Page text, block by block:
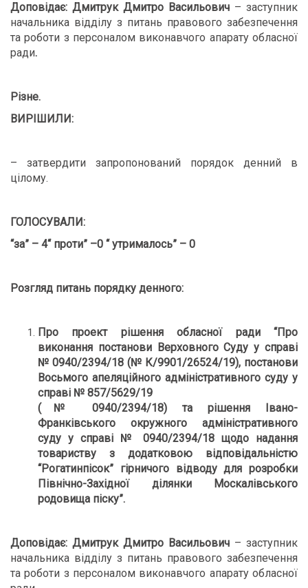
Доповідає: Дмитрук Дмитро Васильович – заступник
начальника відділу з питань правового забезпечення
та роботи з персоналом виконавчого апарату обласної
ради.
Різне.
ВИРІШИЛИ:
– затвердити запропонований порядок денний в
цілому.
ГОЛОСУВАЛИ:
“за” – 4“ проти” –0 “ утрималось” – 0
Розгляд питань порядку денного:
Про проект рішення обласної ради “Про
виконання постанови Верховного Суду у справі
№ 0940/2394/18 (№ К/9901/26524/19), постанови
Восьмого апеляційного адміністративного суду у
справі № 857/5629/19
(№ 0940/2394/18) та рішення Івано-
Франківського окружного адміністративного
суду у справі № 0940/2394/18 щодо надання
товариству з додатковою відповідальністю
“Рогатинпісок” гірничого відводу для розробки
Північно-Західної ділянки Москалівського
родовища піску”.
Доповідає: Дмитрук Дмитро Васильович – заступник
начальника відділу з питань правового забезпечення
та роботи з персоналом виконавчого апарату обласної